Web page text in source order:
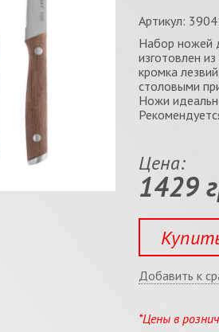
Артикул:
Набор ножей
изготовлен
кромка
столовыми
Ножи
Цена:
1429
Добавить к
*Цены в